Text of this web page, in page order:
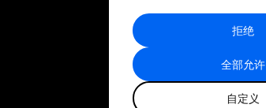
全部允许
自定义
拒绝